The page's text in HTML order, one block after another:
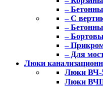
–
– С
–
–
–
– Для
Люки
Люки ВЧ-
Люки